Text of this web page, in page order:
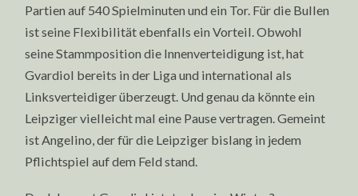
Partien auf 540 Spielminuten und ein Tor. Für die Bullen
ist seine Flexibilität ebenfalls ein Vorteil. Obwohl
seine Stammposition die Innenverteidigung ist, hat
Gvardiol bereits in der Liga und international als
Linksverteidiger überzeugt. Und genau da könnte ein
Leipziger vielleicht mal eine Pause vertragen. Gemeint
ist Angelino, der für die Leipziger bislang in jedem
Pflichtspiel auf dem Feld stand.